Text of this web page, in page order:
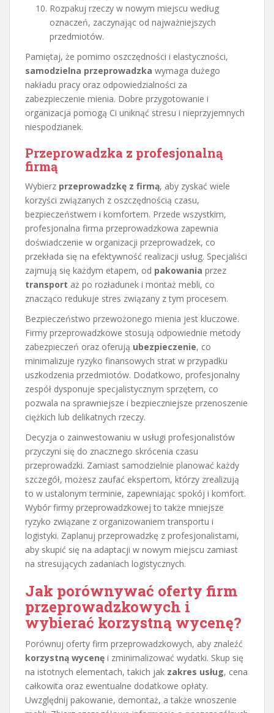
Rozpakuj rzeczy w nowym miejscu według
oznaczeń, zaczynając od najważniejszych
przedmiotów.
Pamiętaj, że pomimo oszczędności i elastyczności,
samodzielna przeprowadzka wymaga dużego
nakładu pracy oraz odpowiedzialności za
zabezpieczenie mienia. Dobre przygotowanie i
organizacja pomogą Ci uniknąć stresu i nieprzyjemnych
niespodzianek.
Przeprowadzka z profesjonalną
firmą
Wybierz przeprowadzkę z firmą, aby zyskać wiele
korzyści związanych z oszczędnością czasu,
bezpieczeństwem i komfortem. Przede wszystkim,
profesjonalna firma przeprowadzkowa zapewnia
doświadczenie w organizacji przeprowadzek, co
przekłada się na efektywność realizacji usług. Specjaliści
zajmują się każdym etapem, od pakowania przez
transport aż po rozładunek i montaż mebli, co
znacząco redukuje stres związany z tym procesem.
Bezpieczeństwo przewożonego mienia jest kluczowe.
Firmy przeprowadzkowe stosują odpowiednie metody
zabezpieczeń oraz oferują ubezpieczenie, co
minimalizuje ryzyko finansowych strat w przypadku
uszkodzenia przedmiotów. Dodatkowo, profesjonalny
zespół dysponuje specjalistycznym sprzętem, co
pozwala na sprawniejsze i bezpieczniejsze przenoszenie
ciężkich lub delikatnych rzeczy.
Decyzja o zainwestowaniu w usługi profesjonalistów
przyczyni się do znacznego skrócenia czasu
przeprowadzki. Zamiast samodzielnie planować każdy
szczegół, możesz zaufać ekspertom, którzy zrealizują
to w ustalonym terminie, zapewniając spokój i komfort.
Wybór firmy przeprowadzkowej to także mniejsze
ryzyko związane z organizowaniem transportu i
logistyki. Zaplanuj przeprowadzkę z profesjonalistami,
aby skupić się na adaptacji w nowym miejscu zamiast
na stresujących zadaniach logistycznych.
Jak porównywać oferty firm
przeprowadzkowych i
wybierać korzystną wycenę?
Porównuj oferty firm przeprowadzkowych, aby znaleźć
korzystną wycenę i zminimalizować wydatki. Skup się
na istotnych elementach, takich jak zakres usług, cena
całkowita oraz ewentualne dodatkowe opłaty.
Uwzględnij pakowanie, demontaż, a także wnoszenie